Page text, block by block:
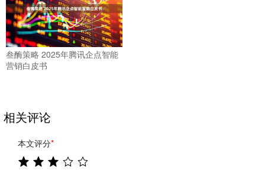
叁酶策略 2025年腾讯企点智能
营销白皮书
相关评论
本文评分*